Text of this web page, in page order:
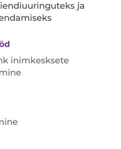
ja
inimkesksete